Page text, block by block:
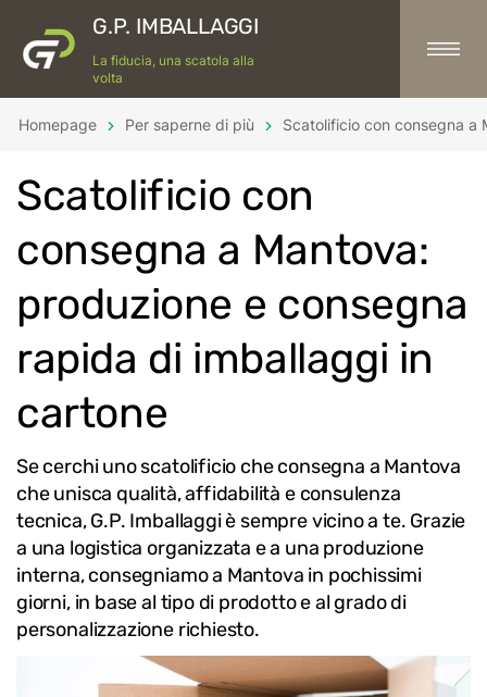
G.P. IMBALLAGGI
La fiducia, una scatola alla
volta
Homepage Per saperne di più Scatolificio con consegna a
Scatolificio con
consegna a Mantova:
produzione e consegna
rapida di imballaggi in
cartone
Se cerchi uno scatolificio che consegna a Mantova
che unisca qualità, affidabilità e consulenza
tecnica, G.P. Imballaggi è sempre vicino a te. Grazie
a una logistica organizzata e a una produzione
interna, consegniamo a Mantova in pochissimi
giorni, in base al tipo di prodotto e al grado di
personalizzazione richiesto.